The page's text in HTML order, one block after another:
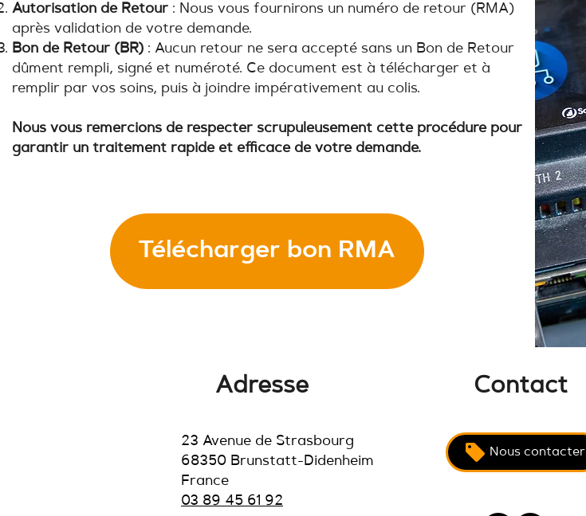
Autorisation de Retour: Nous vous fournirons un numéro de retour (RMA)
après validation de votre demande.
Bon de Retour (BR): Aucun retour ne sera accepté sans un Bon de Retour
dûment rempli, signé et numéroté. Ce document est à télécharger et à
remplir par vos soins, puis à joindre impérativement au colis.
Nous vous remercions de respecter scrupuleusement cette procédure pour
garantir un traitement rapide et efficace de votre demande.
Télécharger bon RMA
Adresse
23 Avenue de Strasbourg
68350 Brunstatt-Didenheim
France
03 89 45 61 92
Contact
Nous contacter